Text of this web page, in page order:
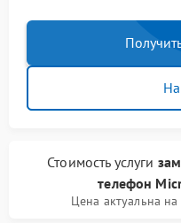
Стоимость услуги
телефон
Цена актуальна